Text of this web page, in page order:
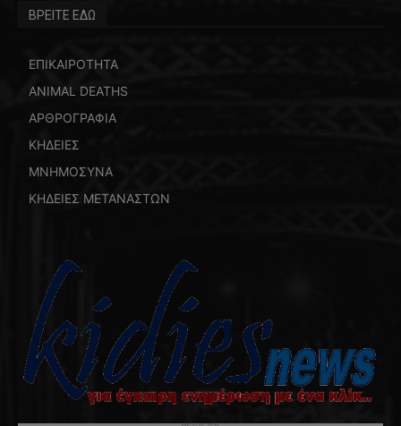
ΒΡΕΙΤΕ ΕΔΩ
ΕΠΙΚΑΙΡΟΤΗΤΑ
ANIMAL DEATHS
ΑΡΘΡΟΓΡΑΦΙΑ
ΚΗΔΕΙΕΣ
ΜΝΗΜΟΣΥΝΑ
ΚΗΔΕΙΕΣ ΜΕΤΑΝΑΣΤΩΝ